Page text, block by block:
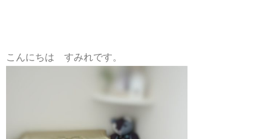
こんにちは すみれです。